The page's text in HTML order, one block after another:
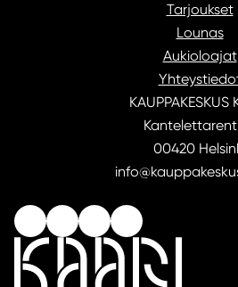
Tarjoukset
Lounas
Aukioloajat
KAUPPAKESKUS
00420